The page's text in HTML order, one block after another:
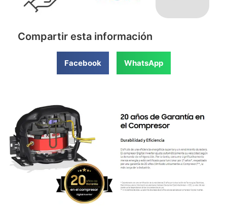
Compartir esta información
Facebook WhatsApp